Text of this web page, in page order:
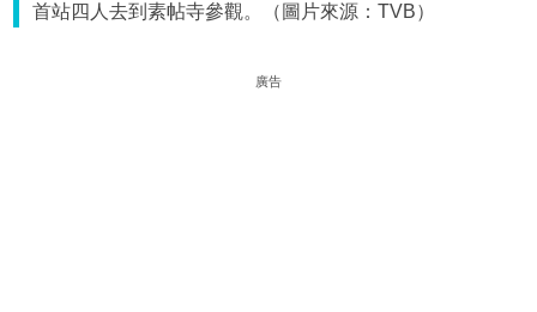
首站四人去到素帖寺參觀。（圖片來源：TVB）
廣告